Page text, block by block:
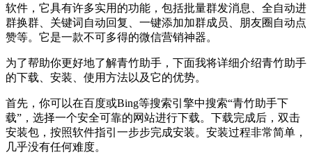
软件，它具有许多实用的功能，包括批量群发消息、全自动进
群换群、关键词自动回复、一键添加加群成员、朋友圈自动点
赞等。它是一款不可多得的微信营销神器。
为了帮助你更好地了解青竹助手，下面我将详细介绍青竹助手
的下载、安装、使用方法以及它的优势。
首先，你可以在百度或Bing等搜索引擎中搜索“青竹助手下
载”，选择一个安全可靠的网站进行下载。下载完成后，双击
安装包，按照软件指引一步步完成安装。安装过程非常简单，
几乎没有任何难度。